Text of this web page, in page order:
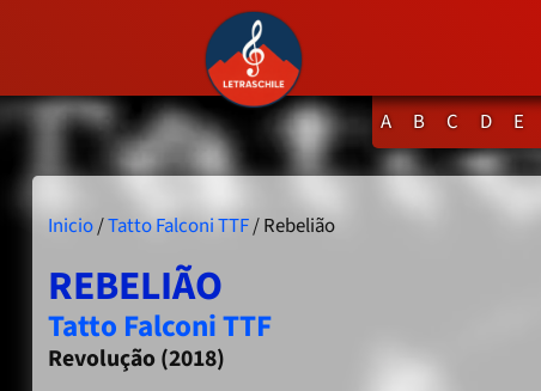
A B C D E
Inicio/Tatto Falconi TTF/ Rebelião
REBELIÃO
Tatto Falconi TTF
Revolução (2018)